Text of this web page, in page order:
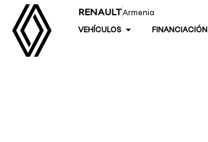
RENAULTArmenia
VEHÍCULOS
FINANCIACIÓN